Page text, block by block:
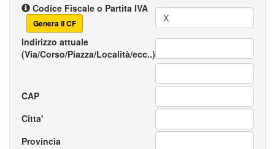
Codice Fiscale o Partita IVA
Genera il CF
Indirizzo attuale
(Via/Corso/Piazza/Località/ecc..)
CAP
Citta'
Provincia